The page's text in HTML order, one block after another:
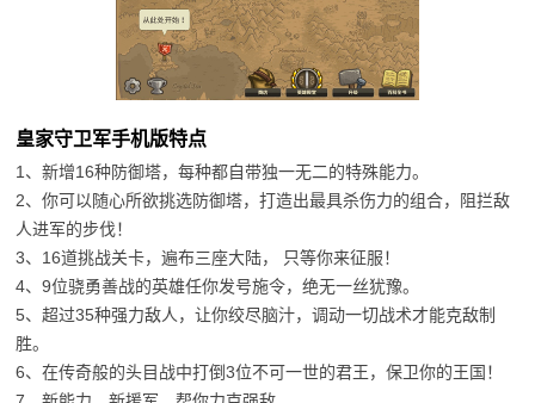
皇家守卫军手机版特点
1、新增16种防御塔，每种都自带独一无二的特殊能力。
2、你可以随心所欲挑选防御塔，打造出最具杀伤力的组合，阻拦敌
人进军的步伐！
3、16道挑战关卡，遍布三座大陆， 只等你来征服！
4、9位骁勇善战的英雄任你发号施令，绝无一丝犹豫。
5、超过35种强力敌人，让你绞尽脑汁，调动一切战术才能克敌制
胜。
6、在传奇般的头目战中打倒3位不可一世的君王，保卫你的王国！